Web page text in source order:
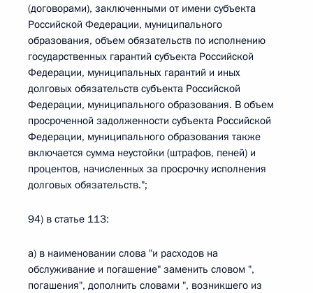
(договорами), заключенными от имени субъекта
Российской Федерации, муниципального
образования, объем обязательств по исполнению
государственных гарантий субъекта Российской
Федерации, муниципальных гарантий и иных
долговых обязательств субъекта Российской
Федерации, муниципального образования. В объем
просроченной задолженности субъекта Российской
Федерации, муниципального образования также
включается сумма неустойки (штрафов, пеней) и
процентов, начисленных за просрочку исполнения
долговых обязательств.";
94) в статье 113:
а) в наименовании слова "и расходов на
обслуживание и погашение" заменить словом ",
погашения", дополнить словами ", возникшего из